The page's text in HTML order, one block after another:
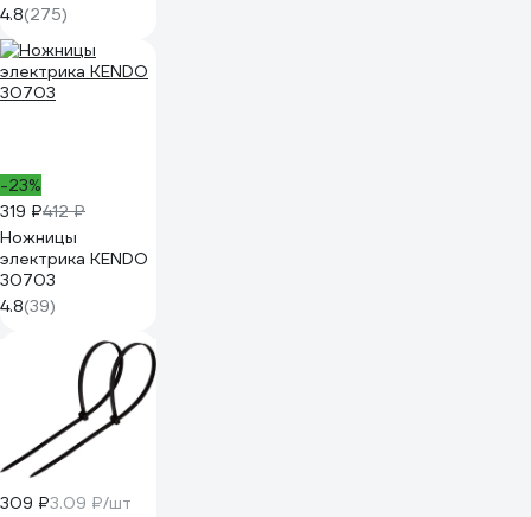
4.8(275)
-23%
319 ₽412 ₽
Ножницы
электрика KENDO
30703
4.8(39)
309 ₽3.09 ₽/шт